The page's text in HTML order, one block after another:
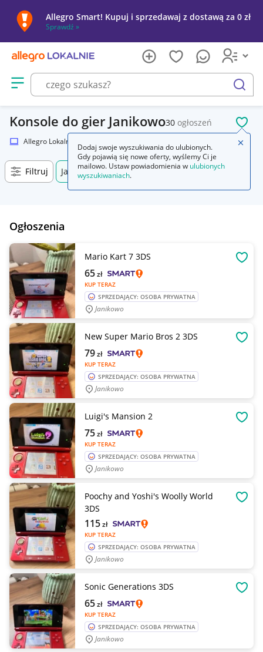
Allegro Smart! Kupuj i sprzedawaj z dostawą za 0 zł
Sprawdź »
Otwórz menu z kategoriami
szukaj
Konsole do gier Janikowo30 ogłoszeń
Allegro Lokalnie
Filtruj Janikowo, Kujawsko-pomorskie, +0 km
Ogłoszenia
Mario Kart 7 3DS
KUP TERAZ
65zł
SPRZEDAJĄCY: OSOBA PRYWATNA
Janikowo
New Super Mario Bros 2 3DS
KUP TERAZ
79zł
SPRZEDAJĄCY: OSOBA PRYWATNA
Janikowo
Luigi's Mansion 2
KUP TERAZ
75zł
SPRZEDAJĄCY: OSOBA PRYWATNA
Janikowo
Poochy and Yoshi's Woolly World
3DS
KUP TERAZ
115zł
SPRZEDAJĄCY: OSOBA PRYWATNA
Janikowo
Sonic Generations 3DS
KUP TERAZ
65zł
SPRZEDAJĄCY: OSOBA PRYWATNA
Janikowo
Dodaj swoje wyszukiwania do ulubionych.
Gdy pojawią się nowe oferty, wyślemy Ci je
mailowo. Ustaw powiadomienia w ulubionych
wyszukiwaniach.